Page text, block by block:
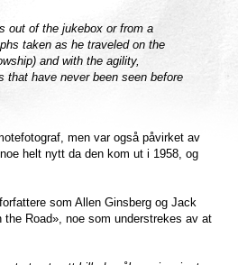
out of the jukebox or from a
taken as he traveled on the
and with the agility,
that have never been seen before
men var også påvirket av
helt nytt da den kom ut i 1958, og
som Allen Ginsberg og Jack
Road», noe som understrekes av at